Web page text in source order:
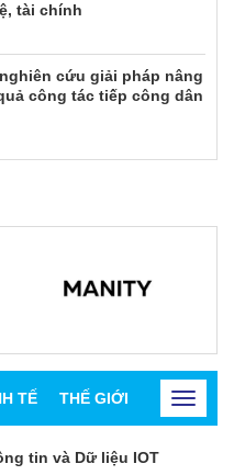
tài chính
cứu giải pháp nâng
công tác tiếp công dân
TẾ THẾ GIỚI CHỨNG
Toggle
tin và Dữ liệu IOT